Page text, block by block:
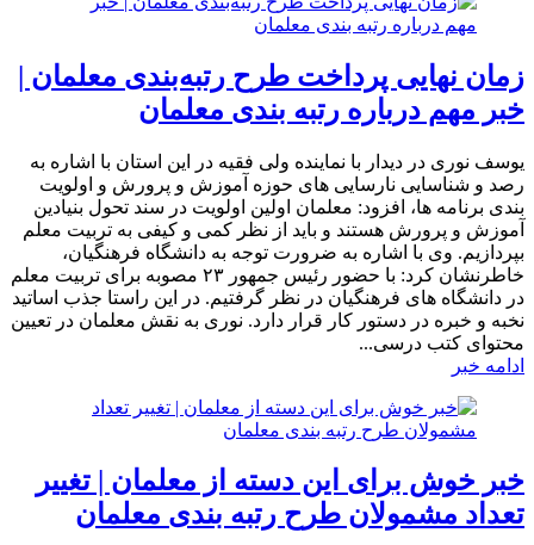
زمان نهایی پرداخت طرح رتبه‌بندی معلمان |
خبر مهم درباره رتبه بندی معلمان
یوسف نوری در دیدار با نماینده ولی فقیه در این استان با اشاره به
رصد و شناسایی نارسایی های حوزه آموزش و پرورش و اولویت
بندی برنامه ها، افزود: معلمان اولین اولویت در سند تحول بنیادین
آموزش و پرورش هستند و باید از نظر کمی و کیفی به تربیت معلم
بپردازیم. وی با اشاره به ضرورت توجه به دانشگاه فرهنگیان،
خاطرنشان کرد: با حضور رئیس جمهور ۲۳ مصوبه برای تربیت معلم
در دانشگاه های فرهنگیان در نظر گرفتیم. در این راستا جذب اساتید
نخبه و خبره در دستور کار قرار دارد. نوری به نقش معلمان در تعیین
محتوای کتب درسی...
ادامه خبر
خبر خوش برای این دسته از معلمان | تغییر
تعداد مشمولان طرح رتبه بندی معلمان